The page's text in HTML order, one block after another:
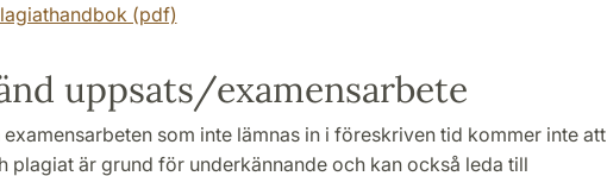
(pdf)
uppsats/examensarbete
som inte lämnas in i föreskriven tid kommer inte att
plagiat är grund för underkännande och kan också leda till